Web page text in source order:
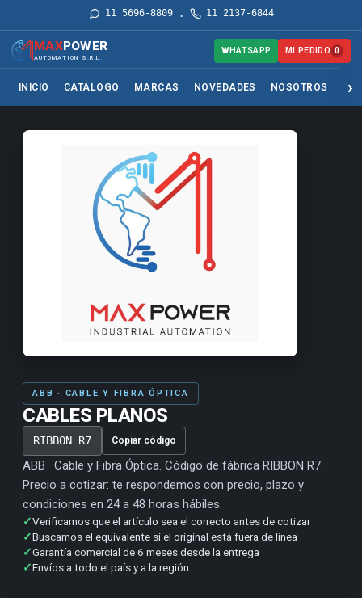
11 5696-8809· 11 2137-6844
MAXPOWER
AUTOMATION S.R.L.
INICIO CATÁLOGO MARCAS NOVEDADES NOSOTROS
WHATSAPP MI PEDIDO 0
ABB · CABLE Y FIBRA ÓPTICA
CABLES PLANOS
RIBBON R7 Copiar código
ABB · Cable y Fibra Óptica. Código de fábrica RIBBON R7.
Precio a cotizar: te respondemos con precio, plazo y
condiciones en 24 a 48 horas hábiles.
✓Verificamos que el artículo sea el correcto antes de cotizar
✓Buscamos el equivalente si el original está fuera de línea
✓Garantía comercial de 6 meses desde la entrega
✓Envíos a todo el país y a la región